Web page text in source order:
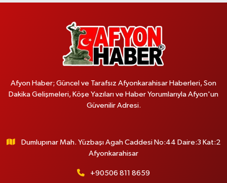
Afyon Haber; Güncel ve Tarafsız Afyonkarahisar Haberleri, Son
Dakika Gelişmeleri, Köşe Yazıları ve Haber Yorumlarıyla Afyon'un
Güvenilir Adresi.
Dumlupınar Mah. Yüzbaşı Agah Caddesi No:44 Daire:3 Kat:2
Afyonkarahisar
+90506 811 8659